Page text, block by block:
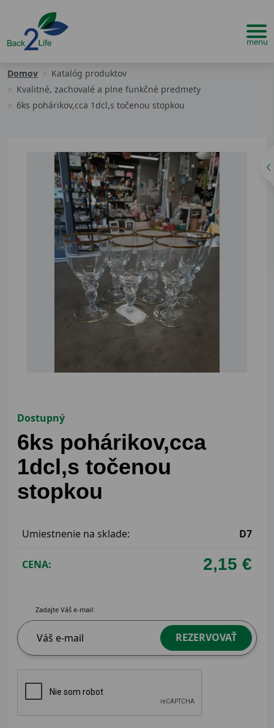
Domov
Katalóg produktov
Kvalitné, zachovalé a plne funkčné predmety
6ks pohárikov,cca 1dcl,s točenou stopkou
Dostupný
6ks pohárikov,cca
1dcl,s točenou
stopkou
Umiestnenie na sklade: D7
CENA: 2,15 €
Zadajte Váš e-mail:
REZERVOVAŤ